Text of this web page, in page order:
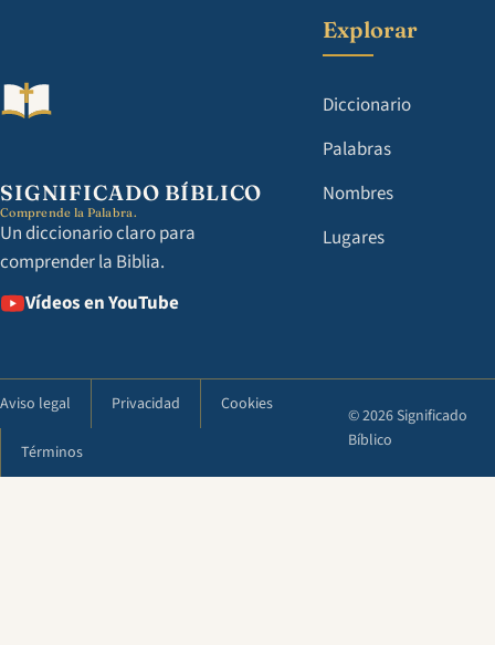
SIGNIFICADO BÍBLICO
Comprende la Palabra.
Un diccionario claro para
comprender la Biblia.
Vídeos en YouTube
Explorar
Diccionario
Palabras
Nombres
Lugares
Aviso legal Privacidad Cookies
Términos
© 2026 Significado
Bíblico